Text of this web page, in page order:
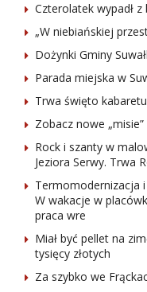
Czterolatek wypadł z
„W niebiańskiej
Dożynki Gminy
Parada miejska w
Trwa święto kabaretu
Zobacz nowe
Rock i szanty w
Jeziora Serwy. Trwa
Termomodernizacja
W wakacje w
praca wre
Miał być pellet na
tysięcy złotych
Za szybko we